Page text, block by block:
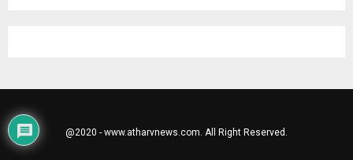
@2020 - www.atharvnews.com. All Right Reserved.